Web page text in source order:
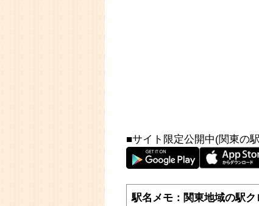
■サイト限定公開中(関東の
駅名メモ：関東地域の駅